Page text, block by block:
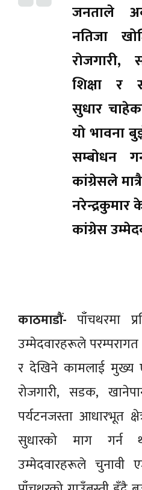
जनताले
नतिजा
रोजगारी,
शिक्षा र
सुधार
यो भावना
सम्बोधन
कांग्रेसले
कांग्रेस
काठमाडौं-पाँचथरमा
उम्मेदवारहरूले परम्परागत
र देखिने कामलाई मुख्य
रोजगारी, सडक,
पर्यटनजस्ता आधारभूत
सुधारको माग गर्न
उम्मेदवारहरूले चुनावी